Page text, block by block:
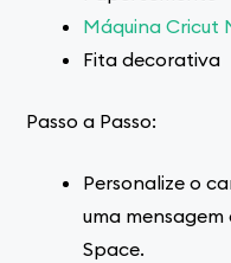
Máquina Cricut
Fita decorativa
Passo a Passo:
Personalize o
uma
Space.